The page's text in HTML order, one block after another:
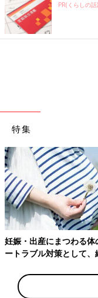
PR(くらしの
特集
妊娠・出産にまつわる
ートラブル対策として